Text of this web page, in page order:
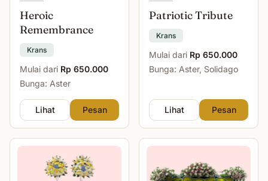
Heroic
Remembrance
Krans
Mulai dari Rp 650.000
Bunga: Aster
Lihat Pesan
Patriotic Tribute
Krans
Mulai dari Rp 650.000
Bunga: Aster, Solidago
Lihat Pesan